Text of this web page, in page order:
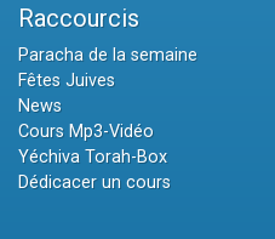
Raccourcis
Paracha de la semaine
Fêtes Juives
News
Cours Mp3-Vidéo
Yéchiva Torah-Box
Dédicacer un cours